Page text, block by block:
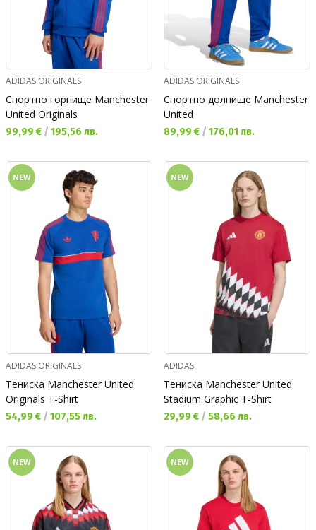
ADIDAS ORIGINALS
Спортно горнище Manchester
United Originals
Текуща цена:
99,99 € / 195,56 лв.
ADIDAS ORIGINALS
Спортно долнище Manchester
United
Текуща цена:
89,99 € / 176,01 лв.
NEW
ADIDAS ORIGINALS
Тениска Manchester United
Originals T-Shirt
Текуща цена:
54,99 € / 107,55 лв.
NEW
ADIDAS
Тениска Manchester United
Stadium Graphic T-Shirt
Текуща цена:
29,99 € / 58,66 лв.
NEW NEW